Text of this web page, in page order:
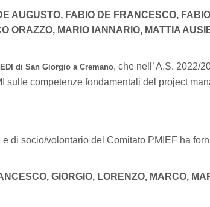
AUGUSTO, FABIO DE FRANCESCO,
ORAZZO, MARIO IANNARIO, MATTIA
di San Giorgio a Cremano, che nell’ A.S. 2022/
competenze fondamentali del project
di socio/volontario del Comitato PMIEF ha
GIORGIO, LORENZO, MARCO,